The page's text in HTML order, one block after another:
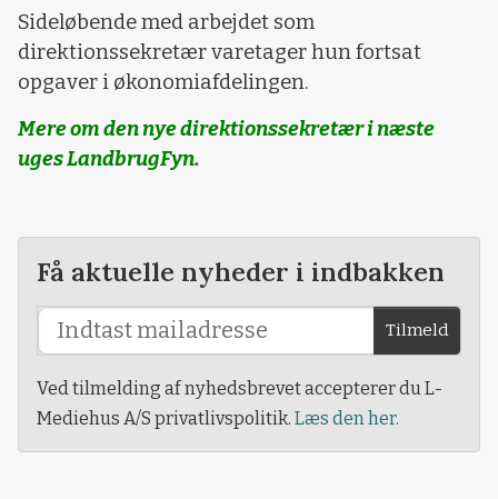
Sideløbende med arbejdet som
direktionssekretær varetager hun fortsat
opgaver i økonomiafdelingen.
Mere om den nye direktionssekretær i næste
uges LandbrugFyn.
Få aktuelle nyheder i indbakken
Tilmeld
Ved tilmelding af nyhedsbrevet accepterer du L-
Mediehus A/S privatlivspolitik. Læs den her.